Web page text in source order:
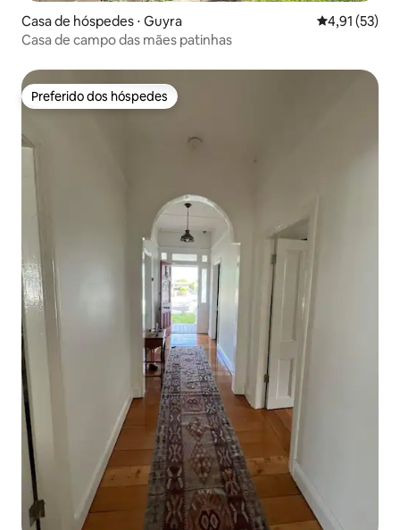
Casa de hóspedes ⋅ Guyra 4,91 de uma
4,91 (53)
Casa de campo das mães patinhas
Preferido dos hóspedes
Preferido dos hóspedes